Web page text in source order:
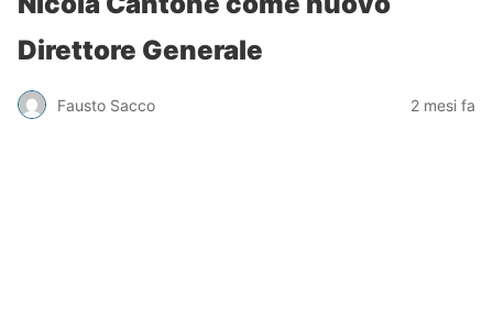
Direttore Generale
Fausto Sacco 2 mesi fa